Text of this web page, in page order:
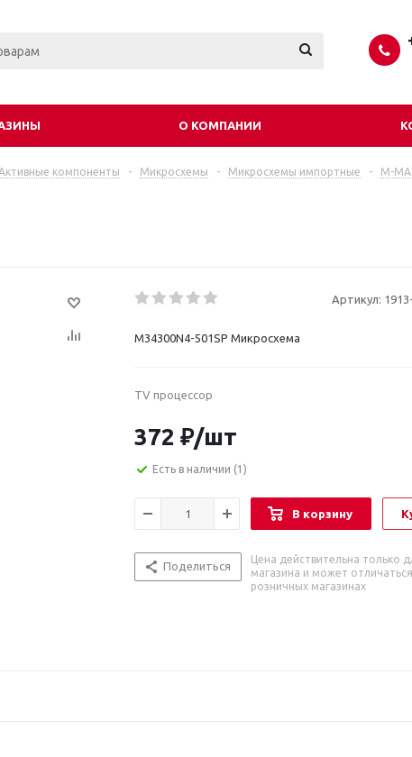
О КОМПАНИИ
компоненты - Микросхемы - Микросхемы импортные - M-
Артикул:
M34300N4-501SP Микросхема
TV пpоцессоp
372 ₽/шт
Есть в наличии (1)
В корзину
Поделиться
Цена действительна только
магазина и может
розничных магазинах